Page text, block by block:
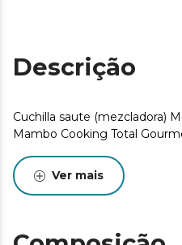
Descrição
Cuchilla saute (mezcladora)
Mambo Cooking Total
Ver mais